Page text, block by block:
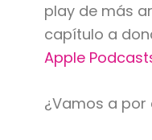
play de más
capítulo a
Apple
¿Vamos a por